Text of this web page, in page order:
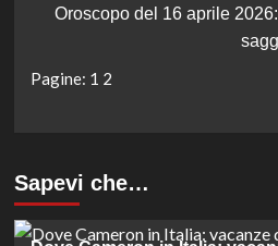
Oroscopo del 16 aprile
Pagine: 1 2
Sapevi che…